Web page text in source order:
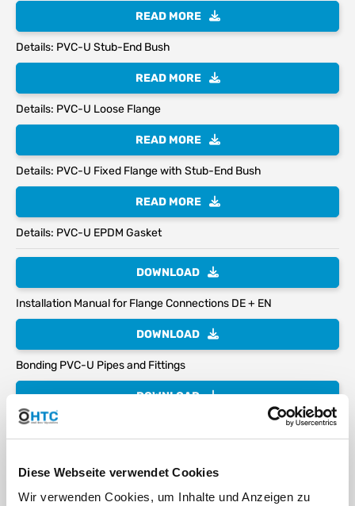
Diese Webseite verwendet Cookies
Wir verwenden Cookies, um Inhalte und Anzeigen zu
READ MORE
Details: PVC-U Stub-End Bush
READ MORE
Details: PVC-U Loose Flange
READ MORE
Details: PVC-U Fixed Flange with Stub-End Bush
READ MORE
Details: PVC-U EPDM Gasket
DOWNLOAD
Installation Manual for Flange Connections DE + EN
DOWNLOAD
Bonding PVC-U Pipes and Fittings
DOWNLOAD
Thread Designation – why 1" is not 25.4 mm